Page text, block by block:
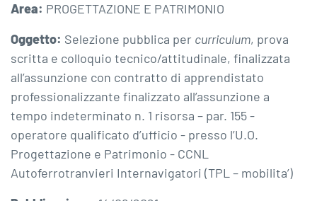
Area: PROGETTAZIONE E PATRIMONIO
Oggetto: Selezione pubblica per curriculum, prova
scritta e colloquio tecnico/attitudinale, finalizzata
all’assunzione con contratto di apprendistato
professionalizzante finalizzato all’assunzione a
tempo indeterminato n. 1 risorsa – par. 155 -
operatore qualificato d’ufficio - presso l’U.O.
Progettazione e Patrimonio - CCNL
Autoferrotranvieri Internavigatori (TPL – mobilita’)